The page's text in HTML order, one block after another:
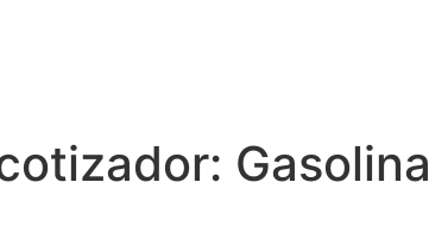
Gasolina